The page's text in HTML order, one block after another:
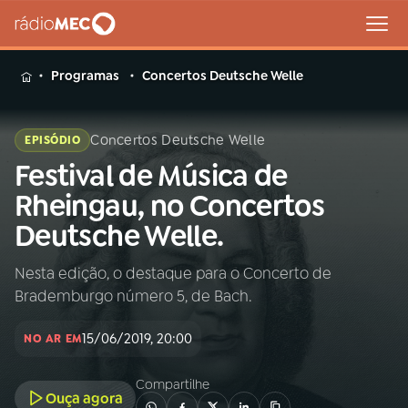
MENU
Buscar
na
Rádio
MEC
Buscar
Início AO VIVO
INÍCIO
A RÁDIO
Programas Concertos Deutsche Welle
EPISÓDIO Concertos Deutsche Welle
Festival de Música de
Rheingau, no Concertos
Deutsche Welle.
Nesta edição, o destaque para o Concerto de
Brademburgo número 5, de Bach.
NO AR EM15/06/2019, 20:00
Ouça agora
Compartilhe